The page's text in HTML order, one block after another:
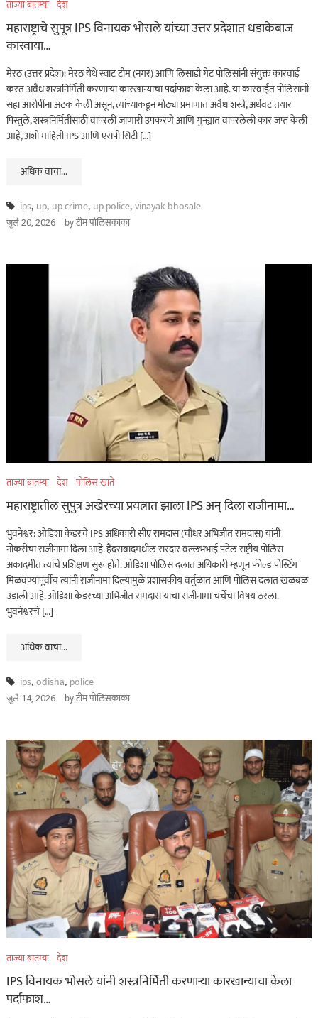
ताज्या बातम्या देश
महाराष्ट्राचे सुपूत्र IPS विनायक भोसले यांच्या उत्तर प्रदेशात धडाकेबाज
कारवाया…
मेरठ (उत्तर प्रदेश): मेरठ येथे स्वाट टीम (नगर) आणि लिसाडी गेट पोलिसांनी संयुक्त कारवाई
करत अवैध शस्त्रनिर्मिती करणाऱ्या कारखान्याचा पर्दाफाश केला आहे. या कारवाईत पोलिसांनी
सहा आरोपींना अटक केली असून, त्यांच्याकडून मोठ्या प्रमाणात अवैध शस्त्रे, अर्धवट तयार
पिस्तुले, शस्त्रनिर्मितीसाठी वापरली जाणारी उपकरणे आणि गुन्ह्यात वापरलेली कार जप्त केली
आहे, अशी माहिती IPS आणि एसपी सिटी […]
अधिक वाचा...
ips, up, up crime, up police,vinayak bhosale
जुलै 20, 2026 byटीम पोलिसकाका
ताज्या बातम्या देश पोलिस खाते
महाराष्ट्रातील सुपुत्र अखेरच्या प्रयत्नात झाला IPS अन् दिला राजीनामा…
भुवनेश्वर: ओडिशा केडरचे IPS अधिकारी सीए रामदास (चौधर अभिजीत रामदास) यांनी
नोकरीचा राजीनामा दिला आहे. हैदराबादमधील सरदार वल्लभभाई पटेल राष्ट्रीय पोलिस
अकादमीत त्यांचे प्रशिक्षण सुरू होते. ओडिशा पोलिस दलात अधिकारी म्हणून फील्ड पोस्टिंग
मिळवण्यापूर्वीच त्यांनी राजीनामा दिल्यामुळे प्रशासकीय वर्तुळात आणि पोलिस दलात खळबळ
उडाली आहे. ओडिशा केडरच्या अभिजीत रामदास यांचा राजीनामा चर्चेचा विषय ठरला.
भुवनेश्वरचे […]
अधिक वाचा...
ips,odisha, police
जुलै 14, 2026 byटीम पोलिसकाका
ताज्या बातम्या देश
IPS विनायक भोसले यांनी शस्त्रनिर्मिती करणाऱ्या कारखान्याचा केला
पर्दाफाश…